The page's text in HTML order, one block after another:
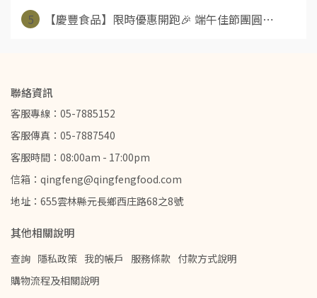
5
【慶豐食品】限時優惠開跑🎉 端午佳節團圓⋯
聯絡資訊
客服專線：05-7885152
客服傳真：05-7887540
客服時間：08:00am - 17:00pm
信箱：qingfeng@qingfengfood.com
地址：655雲林縣元長鄉西庄路68之8號
其他相關說明
查詢 隱私政策 我的帳戶 服務條款 付款方式說明
購物流程及相關說明